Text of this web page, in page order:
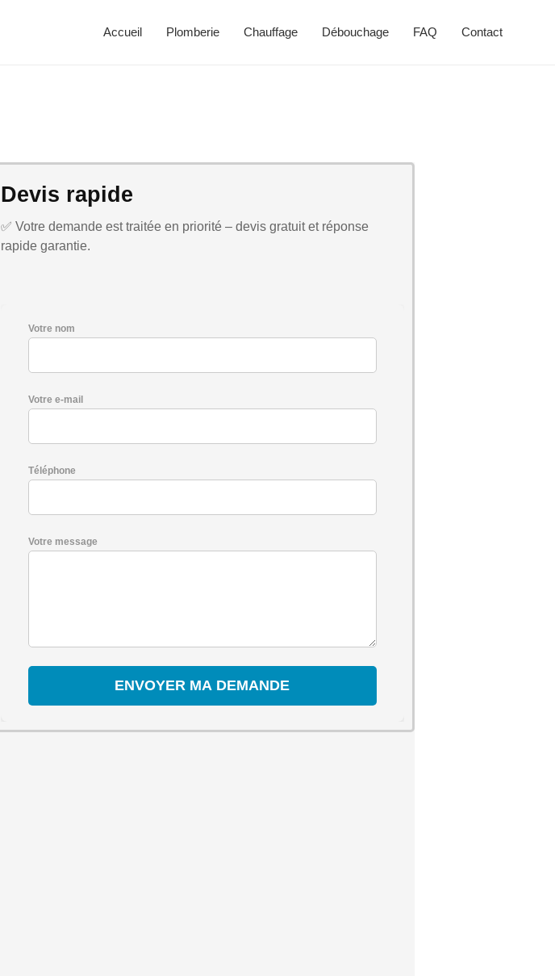
Accueil Plomberie Chauffage Débouchage FAQ Contact
Devis rapide
✅ Votre demande est traitée en priorité – devis gratuit et réponse
rapide garantie.
Votre nom
Votre e-mail
Téléphone
Votre message